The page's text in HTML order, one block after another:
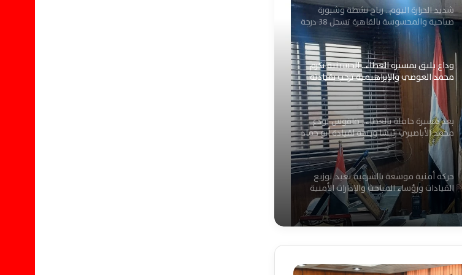
شديد الحرارة اليوم.. رياح نشطة وشبورة
صباحية والمحسوسة بالقاهرة تسجل 38 درجة
وداع يليق بمسيرة العطاء.. الحسينية تكرم
محمد العوضي والإبراهيمية ترحب بقيادته
الجديدة
بعد مسيرة حافلة بالعطاء.. فاقوس تودع
محمد الأباصيري رئيسًا ويتجه لقيادة أبو حماد
حركة أمنية موسعة بالشرقية تعيد توزيع
القيادات ورؤساء المباحث والإدارات الأمنية
بالكامل
الإسرائيلية غير القانونية بالأراضي الفلسطينية